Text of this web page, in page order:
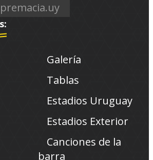
Galería
Tablas
Estadios Uruguay
Estadios Exterior
Canciones de la
barra